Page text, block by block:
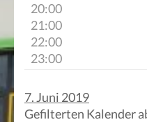
20:00
21:00
22:00
23:00
7. Juni 2019
Gefilterten Kalender